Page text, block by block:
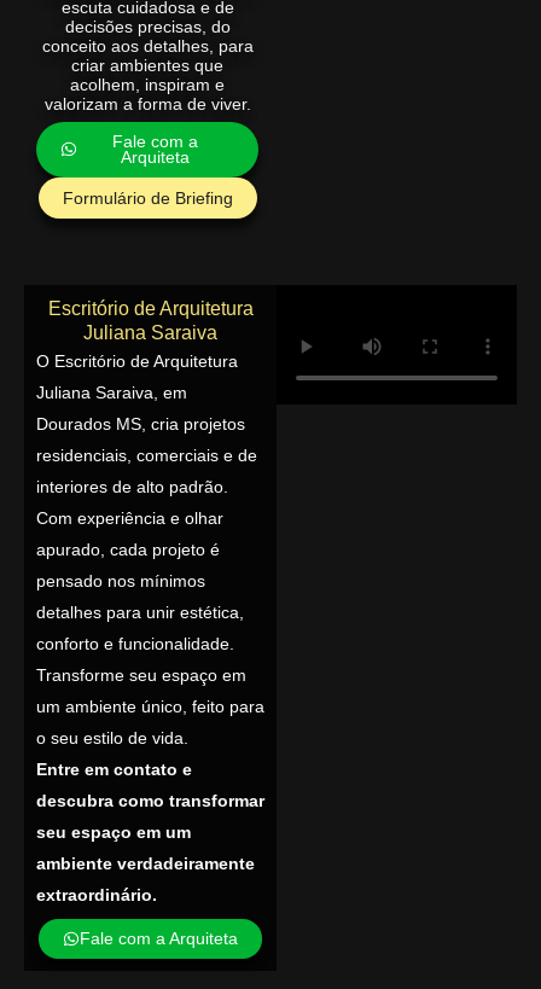
escuta cuidadosa e de
decisões precisas, do
conceito aos detalhes, para
criar ambientes que
acolhem, inspiram e
valorizam a forma de viver.
Fale com a
Arquiteta
Formulário de Briefing
Escritório de Arquitetura
Juliana Saraiva
O Escritório de Arquitetura
Juliana Saraiva, em
Dourados MS, cria projetos
residenciais, comerciais e de
interiores de alto padrão.
Com experiência e olhar
apurado, cada projeto é
pensado nos mínimos
detalhes para unir estética,
conforto e funcionalidade.
Transforme seu espaço em
um ambiente único, feito para
o seu estilo de vida.
Entre em contato e
descubra como transformar
seu espaço em um
ambiente verdadeiramente
extraordinário.
Fale com a Arquiteta